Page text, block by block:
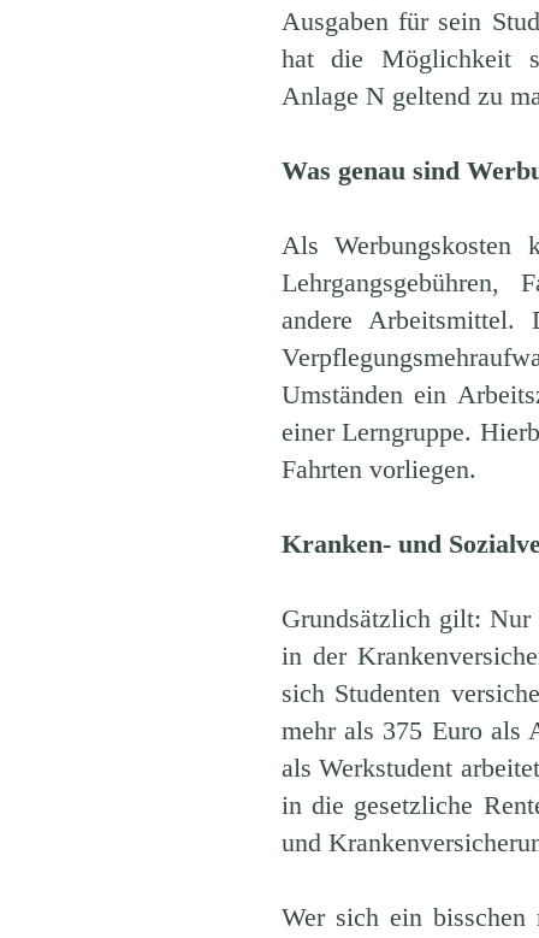
Ausgaben für sein
hat die Möglichkeit
Anlage N geltend zu
Was genau sind
Als Werbungskosten
Lehrgangsgebühren,
andere Arbeitsmittel.
Umständen ein
einer Lerngruppe.
Fahrten vorliegen.
Kranken- und
Grundsätzlich gilt:
in der
sich Studenten
mehr als 375 Euro als
als Werkstudent
in die gesetzliche
und
Wer sich ein bisschen